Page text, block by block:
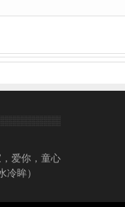
爱你，童心
冷眸）